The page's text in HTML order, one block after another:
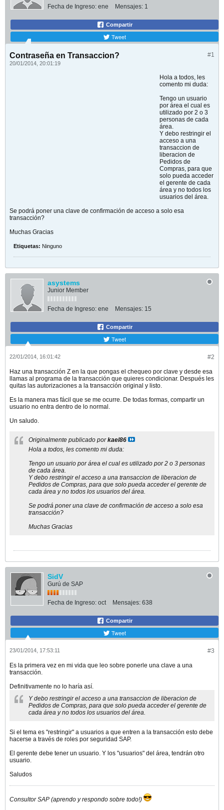
Fecha de Ingreso: ene Mensajes: 1
Compartir
Tweet
#1
Contraseña en Transaccion?
20/01/2014, 20:01:19
Hola a todos, les
comento mi duda:
Tengo un usuario
por área el cual es
utilizado por 2 o 3
personas de cada
área.
Y debo restringir el
acceso a una
transaccion de
liberacion de
Pedidos de
Compras, para que
solo pueda acceder
el gerente de cada
área y no todos los
usuarios del área.
Se podrá poner una clave de confirmación de acceso a solo esa
transacción?
Muchas Gracias
Etiquetas: Ninguno
asystems
Junior Member
Fecha de Ingreso: ene Mensajes: 15
Compartir
Tweet
#2
22/01/2014, 16:01:42
Haz una transacción Z en la que pongas el chequeo por clave y desde esa
llamas al programa de la transacción que quieres condicionar. Después les
quitas las autorizaciones a la transacción original y listo.
Es la manera mas fácil que se me ocurre. De todas formas, compartir un
usuario no entra dentro de lo normal.
Un saludo.
Originalmente publicado porkael86
Hola a todos, les comento mi duda:
Tengo un usuario por área el cual es utilizado por 2 o 3 personas
de cada área.
Y debo restringir el acceso a una transaccion de liberacion de
Pedidos de Compras, para que solo pueda acceder el gerente de
cada área y no todos los usuarios del área.
Se podrá poner una clave de confirmación de acceso a solo esa
transacción?
Muchas Gracias
SidV
Gurú de SAP
Fecha de Ingreso: oct Mensajes: 638
Compartir
Tweet
#3
23/01/2014, 17:53:11
Es la primera vez en mi vida que leo sobre ponerle una clave a una
transacción.
Definitivamente no lo haría así.
Y debo restringir el acceso a una transaccion de liberacion de
Pedidos de Compras, para que solo pueda acceder el gerente de
cada área y no todos los usuarios del área.
Si el tema es "restringir" a usuarios a que entren a la transacción esto debe
hacerse a través de roles por seguridad SAP.
El gerente debe tener un usuario. Y los "usuarios" del área, tendrán otro
usuario.
Saludos
Consultor SAP (aprendo y respondo sobre todo!)